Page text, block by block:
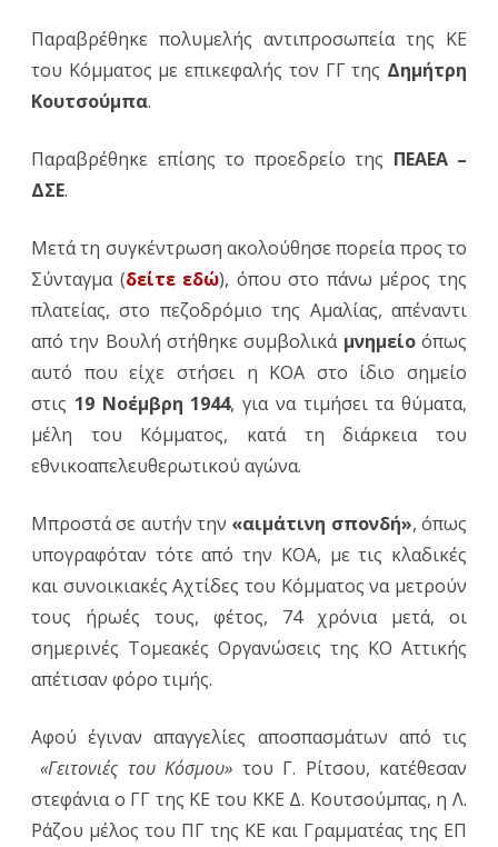
Παραβρέθηκε πολυμελής αντιπροσωπεία της ΚΕ
του Κόμματος με επικεφαλής τον ΓΓ της Δημήτρη
Κουτσούμπα.
Παραβρέθηκε επίσης το προεδρείο της ΠΕΑΕΑ –
ΔΣΕ.
Μετά τη συγκέντρωση ακολούθησε πορεία προς το
Σύνταγμα (δείτε εδώ), όπου στο πάνω μέρος της
πλατείας, στο πεζοδρόμιο της Αμαλίας, απέναντι
από την Βουλή στήθηκε συμβολικά μνημείοόπως
αυτό που είχε στήσει η ΚΟΑ στο ίδιο σημείο
στις 19 Νοέμβρη 1944, για να τιμήσει τα θύματα,
μέλη του Κόμματος, κατά τη διάρκεια του
εθνικοαπελευθερωτικού αγώνα.
Μπροστά σε αυτήν την «αιμάτινη σπονδή», όπως
υπογραφόταν τότε από την ΚΟΑ, με τις κλαδικές
και συνοικιακές Αχτίδες του Κόμματος να μετρούν
τους ήρωές τους, φέτος, 74 χρόνια μετά, οι
σημερινές Τομεακές Οργανώσεις της ΚΟ Αττικής
απέτισαν φόρο τιμής.
Αφού έγιναν απαγγελίες αποσπασμάτων από τις
«Γειτονιές του Κόσμου» του Γ. Ρίτσου, κατέθεσαν
στεφάνια ο ΓΓ της ΚΕ του ΚΚΕ Δ. Κουτσούμπας, η Λ.
Ράζου μέλος του ΠΓ της ΚΕ και Γραμματέας της ΕΠ